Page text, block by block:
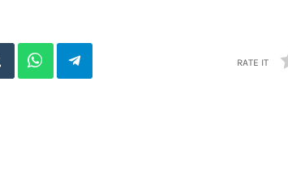
RATE IT